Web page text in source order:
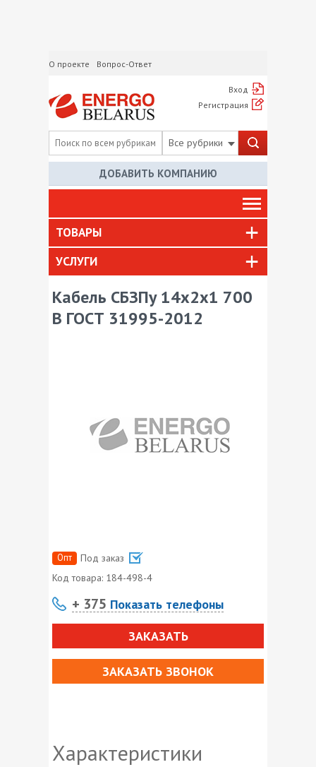
О проекте Вопрос-Ответ
Вход
Регистрация
Все рубрики
ДОБАВИТЬ КОМПАНИЮ
ТОВАРЫ
УСЛУГИ
Кабель СБЗПу 14х2х1 700
В ГОСТ 31995-2012
Опт
Под заказ
Код товара: 184-498-4
+ 375 Показать телефоны
ЗАКАЗАТЬ
ЗАКАЗАТЬ ЗВОНОК
Характеристики